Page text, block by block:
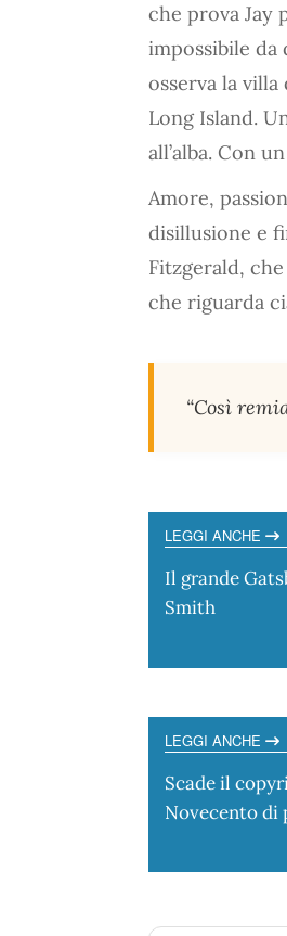
che prova Jay
impossibile da
osserva la
Long Island.
all’alba. Con
Amore,
disillusione e
Fitzgerald,
che riguarda
“Così
LEGGI ANCHE
Il grande
Smith
LEGGI ANCHE
Scade il
Novecento di